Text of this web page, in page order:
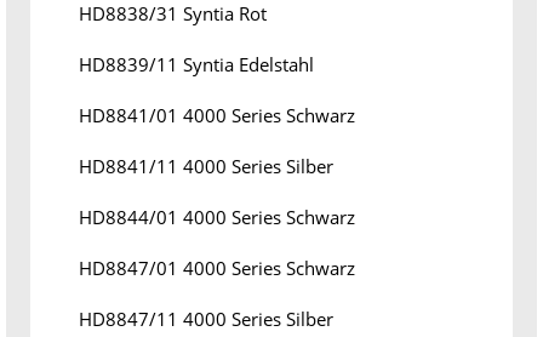
HD8838/31 Syntia Rot
HD8839/11 Syntia Edelstahl
HD8841/01 4000 Series Schwarz
HD8841/11 4000 Series Silber
HD8844/01 4000 Series Schwarz
HD8847/01 4000 Series Schwarz
HD8847/11 4000 Series Silber